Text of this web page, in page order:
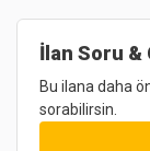
İlan Soru &
Bu ilana daha
sorabilirsin.